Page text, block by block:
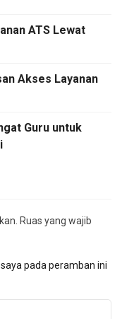
ATS Lewat
Akses Layanan
Guru untuk
Ruas yang wajib
pada peramban ini